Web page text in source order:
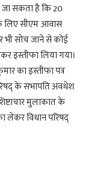
जा सकता है कि 20
लिए सीएम आवास
भी सोच जाने से कोई
इस्तीफा लिया गया।
का इस्तीफा पत्र
के सभापति अवधेश
मुलाकात के
लेकर विधान परिषद्